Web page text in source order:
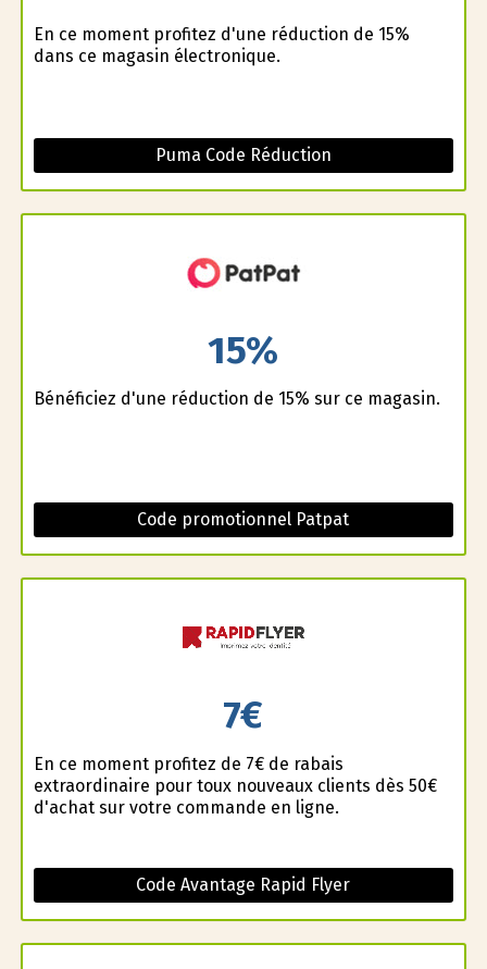
En ce moment profitez d'une réduction de 15%
dans ce magasin électronique.
Puma Code Réduction
15%
Bénéficiez d'une réduction de 15% sur ce magasin.
Code promotionnel Patpat
7€
En ce moment profitez de 7€ de rabais
extraordinaire pour toux nouveaux clients dès 50€
d'achat sur votre commande en ligne.
Code Avantage Rapid Flyer